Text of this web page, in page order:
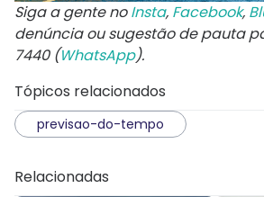
Siga a gente noInsta, Facebook,
denúncia ou sugestão de pauta
7440 (WhatsApp).
Tópicos relacionados
previsao-do-tempo
Relacionadas